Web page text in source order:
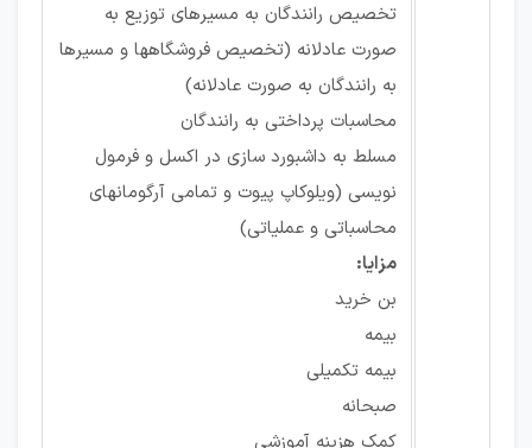
تخصیص رانندگان به مسیرهای توزیع به
صورت عادلانه (تخصیص فروشگاهها و مسیرها
به رانندگان به صورت عادلانه)
محاسبات پرداختی به رانندگان
مسلط به داشبورد سازی در اکسل و فرمول
نویسی (ویلوکاپ پیوت و تمامی آرگومانهای
محاسباتی و عملیاتی)
مزایا:
بن خرید
بیمه
بیمه تکمیلی
صبحانه